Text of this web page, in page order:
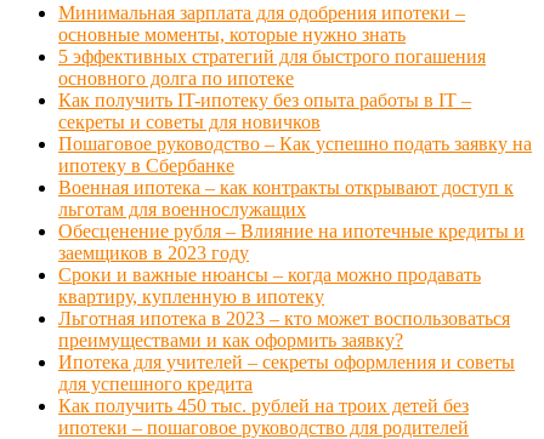
Минимальная зарплата для одобрения ипотеки –
основные моменты, которые нужно знать
5 эффективных стратегий для быстрого погашения
основного долга по ипотеке
Как получить IT-ипотеку без опыта работы в IT –
секреты и советы для новичков
Пошаговое руководство – Как успешно подать заявку на
ипотеку в Сбербанке
Военная ипотека – как контракты открывают доступ к
льготам для военнослужащих
Обесценение рубля – Влияние на ипотечные кредиты и
заемщиков в 2023 году
Сроки и важные нюансы – когда можно продавать
квартиру, купленную в ипотеку
Льготная ипотека в 2023 – кто может воспользоваться
преимуществами и как оформить заявку?
Ипотека для учителей – секреты оформления и советы
для успешного кредита
Как получить 450 тыс. рублей на троих детей без
ипотеки – пошаговое руководство для родителей